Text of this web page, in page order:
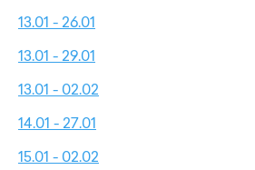
13.01 - 26.01
13.01 - 29.01
13.01 - 02.02
14.01 - 27.01
15.01 - 02.02